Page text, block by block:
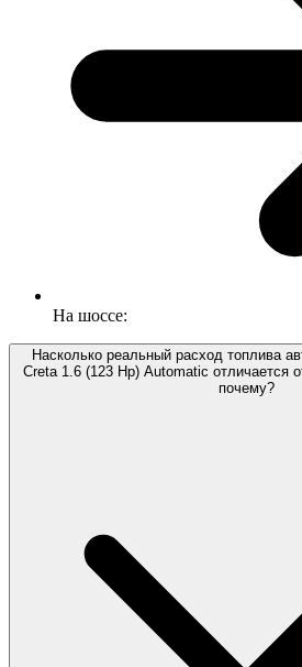
На шоссе:
Насколько реальный расход топлива
Creta 1.6 (123 Hp) Automatic отличается
почему?